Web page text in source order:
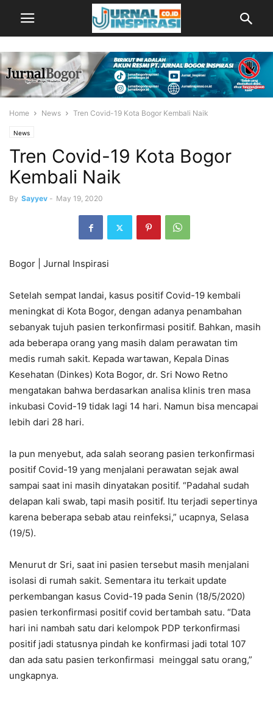
Home News Tren Covid-19 Kota Bogor Kembali Naik
News
Tren Covid-19 Kota Bogor
Kembali Naik
By Sayyev - May 19, 2020
Bogor | Jurnal Inspirasi
Setelah sempat landai, kasus positif Covid-19 kembali
meningkat di Kota Bogor, dengan adanya penambahan
sebanyak tujuh pasien terkonfirmasi positif. Bahkan, masih
ada beberapa orang yang masih dalam perawatan tim
medis rumah sakit. Kepada wartawan, Kepala Dinas
Kesehatan (Dinkes) Kota Bogor, dr. Sri Nowo Retno
mengatakan bahwa berdasarkan analisa klinis tren masa
inkubasi Covid-19 tidak lagi 14 hari. Namun bisa mencapai
lebih dari 28 hari.
Ia pun menyebut, ada salah seorang pasien terkonfirmasi
positif Covid-19 yang menjalani perawatan sejak awal
sampai saat ini masih dinyatakan positif. “Padahal sudah
delapan kali swab, tapi masih positif. Itu terjadi sepertinya
karena beberapa sebab atau reinfeksi,” ucapnya, Selasa
(19/5).
Menurut dr Sri, saat ini pasien tersebut masih menjalani
isolasi di rumah sakit. Sementara itu terkait update
perkembangan kasus Covid-19 pada Senin (18/5/2020)
pasien terkonfirmasi positif covid bertambah satu. “Data
hari ini nambah satu dari kelompok PDP terkonfirmasi
positif jadi statusnya pindah ke konfirmasi jadi total 107
dan ada satu pasien terkonfirmasi meinggal satu orang,”
ungkapnya.